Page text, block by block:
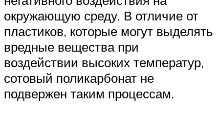
окружающую среду. В отличие от
пластиков, которые могут выделять
вредные вещества при
воздействии высоких температур,
сотовый поликарбонат не
подвержен таким процессам.